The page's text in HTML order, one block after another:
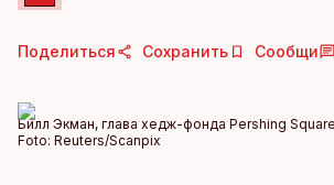
Поделиться Сохранить Сообщи
Билл Экман, глава хедж-фонда Pershing
Foto: Reuters/Scanpix